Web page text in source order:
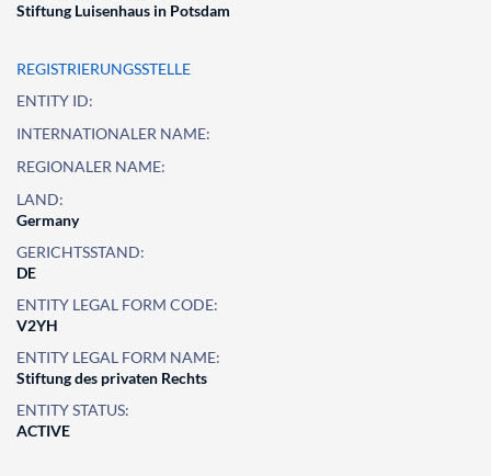
Stiftung Luisenhaus in Potsdam
REGISTRIERUNGSSTELLE
ENTITY ID:
INTERNATIONALER NAME:
REGIONALER NAME:
LAND:
Germany
GERICHTSSTAND:
DE
ENTITY LEGAL FORM CODE:
V2YH
ENTITY LEGAL FORM NAME:
Stiftung des privaten Rechts
ENTITY STATUS:
ACTIVE